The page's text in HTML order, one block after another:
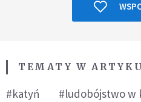
TEMATY W
#katyń #ludobójstwo w